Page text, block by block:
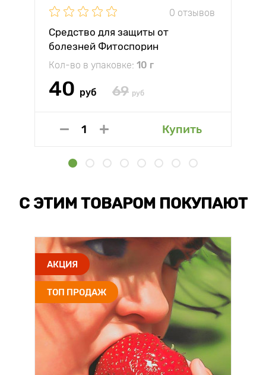
0 отзывов
Средство для защиты от
болезней Фитоспорин
Кол-во в упаковке: 10 г
40 руб 69 руб
Купить
С ЭТИМ ТОВАРОМ ПОКУПАЮТ
АКЦИЯ
ТОП ПРОДАЖ